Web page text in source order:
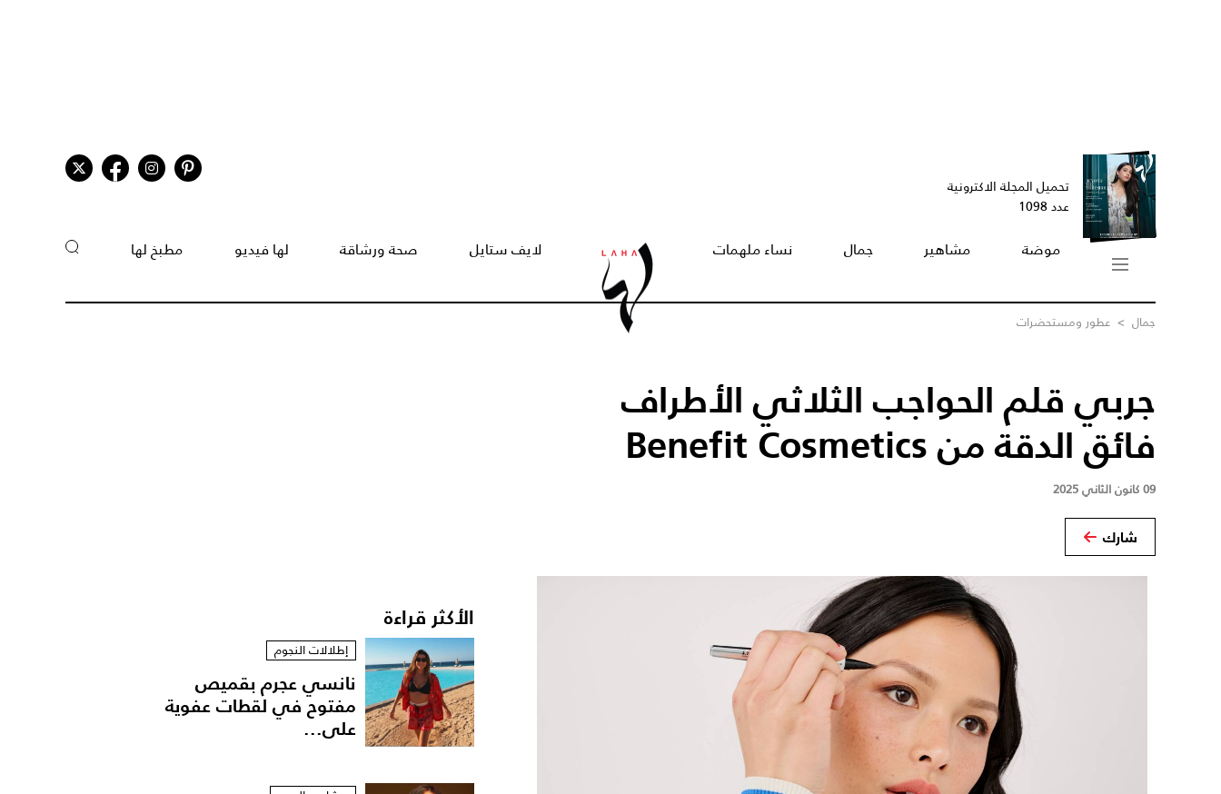
تحميل المجلة الاكترونية
عدد 1098
موضة مشاهير جمال نساء ملهمات لايف ستايل صحة ورشاقة لها فيديو مطبخ لها
جمال > عطور ومستحضرات
جربي قلم الحواجب الثلاثي الأطراف
فائق الدقة من Benefit Cosmetics
09 كانون الثاني 2025
شارك
الأكثر قراءة
إطلالات النجوم
نانسي عجرم بقميص
مفتوح في لقطات عفوية
على...